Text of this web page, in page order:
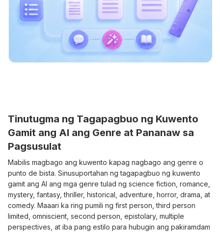
Tinutugma ng Tagapagbuo ng Kuwento
Gamit ang AI ang Genre at Pananaw sa
Pagsusulat
Mabilis magbago ang kuwento kapag nagbago ang genre o
punto de bista. Sinusuportahan ng tagapagbuo ng kuwento
gamit ang AI ang mga genre tulad ng science fiction, romance,
mystery, fantasy, thriller, historical, adventure, horror, drama, at
comedy. Maaari ka ring pumili ng first person, third person
limited, omniscient, second person, epistolary, multiple
perspectives, at iba pang estilo para hubugin ang pakiramdam